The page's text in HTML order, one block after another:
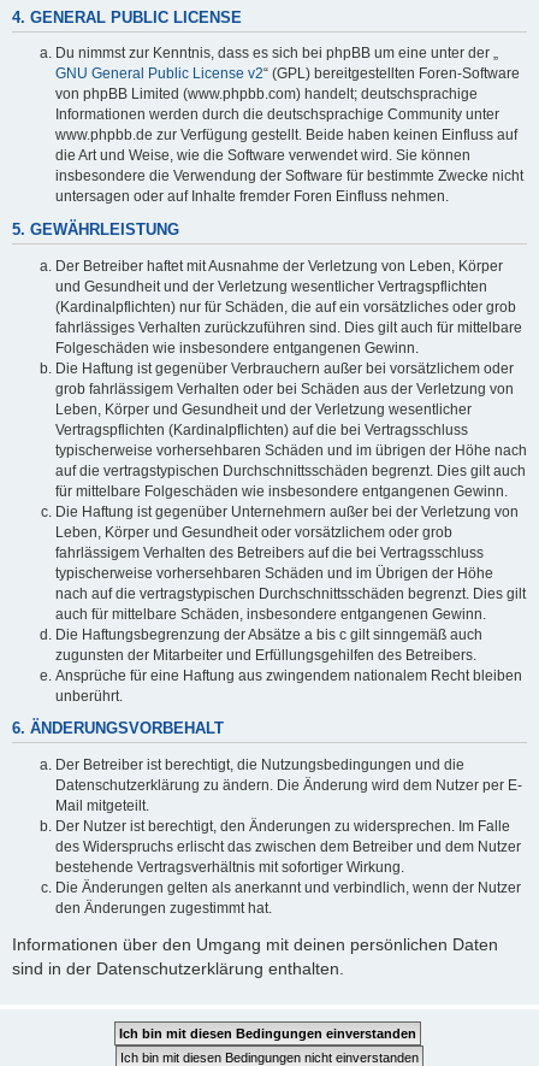
4. GENERAL PUBLIC LICENSE
Du nimmst zur Kenntnis, dass es sich bei phpBB um eine unter der „
GNU General Public License v2“ (GPL) bereitgestellten Foren-Software
von phpBB Limited (www.phpbb.com) handelt; deutschsprachige
Informationen werden durch die deutschsprachige Community unter
www.phpbb.de zur Verfügung gestellt. Beide haben keinen Einfluss auf
die Art und Weise, wie die Software verwendet wird. Sie können
insbesondere die Verwendung der Software für bestimmte Zwecke nicht
untersagen oder auf Inhalte fremder Foren Einfluss nehmen.
5. GEWÄHRLEISTUNG
Der Betreiber haftet mit Ausnahme der Verletzung von Leben, Körper
und Gesundheit und der Verletzung wesentlicher Vertragspflichten
(Kardinalpflichten) nur für Schäden, die auf ein vorsätzliches oder grob
fahrlässiges Verhalten zurückzuführen sind. Dies gilt auch für mittelbare
Folgeschäden wie insbesondere entgangenen Gewinn.
Die Haftung ist gegenüber Verbrauchern außer bei vorsätzlichem oder
grob fahrlässigem Verhalten oder bei Schäden aus der Verletzung von
Leben, Körper und Gesundheit und der Verletzung wesentlicher
Vertragspflichten (Kardinalpflichten) auf die bei Vertragsschluss
typischerweise vorhersehbaren Schäden und im übrigen der Höhe nach
auf die vertragstypischen Durchschnittsschäden begrenzt. Dies gilt auch
für mittelbare Folgeschäden wie insbesondere entgangenen Gewinn.
Die Haftung ist gegenüber Unternehmern außer bei der Verletzung von
Leben, Körper und Gesundheit oder vorsätzlichem oder grob
fahrlässigem Verhalten des Betreibers auf die bei Vertragsschluss
typischerweise vorhersehbaren Schäden und im Übrigen der Höhe
nach auf die vertragstypischen Durchschnittsschäden begrenzt. Dies gilt
auch für mittelbare Schäden, insbesondere entgangenen Gewinn.
Die Haftungsbegrenzung der Absätze a bis c gilt sinngemäß auch
zugunsten der Mitarbeiter und Erfüllungsgehilfen des Betreibers.
Ansprüche für eine Haftung aus zwingendem nationalem Recht bleiben
unberührt.
6. ÄNDERUNGSVORBEHALT
Der Betreiber ist berechtigt, die Nutzungsbedingungen und die
Datenschutzerklärung zu ändern. Die Änderung wird dem Nutzer per E-
Mail mitgeteilt.
Der Nutzer ist berechtigt, den Änderungen zu widersprechen. Im Falle
des Widerspruchs erlischt das zwischen dem Betreiber und dem Nutzer
bestehende Vertragsverhältnis mit sofortiger Wirkung.
Die Änderungen gelten als anerkannt und verbindlich, wenn der Nutzer
den Änderungen zugestimmt hat.
Informationen über den Umgang mit deinen persönlichen Daten
sind in der Datenschutzerklärung enthalten.